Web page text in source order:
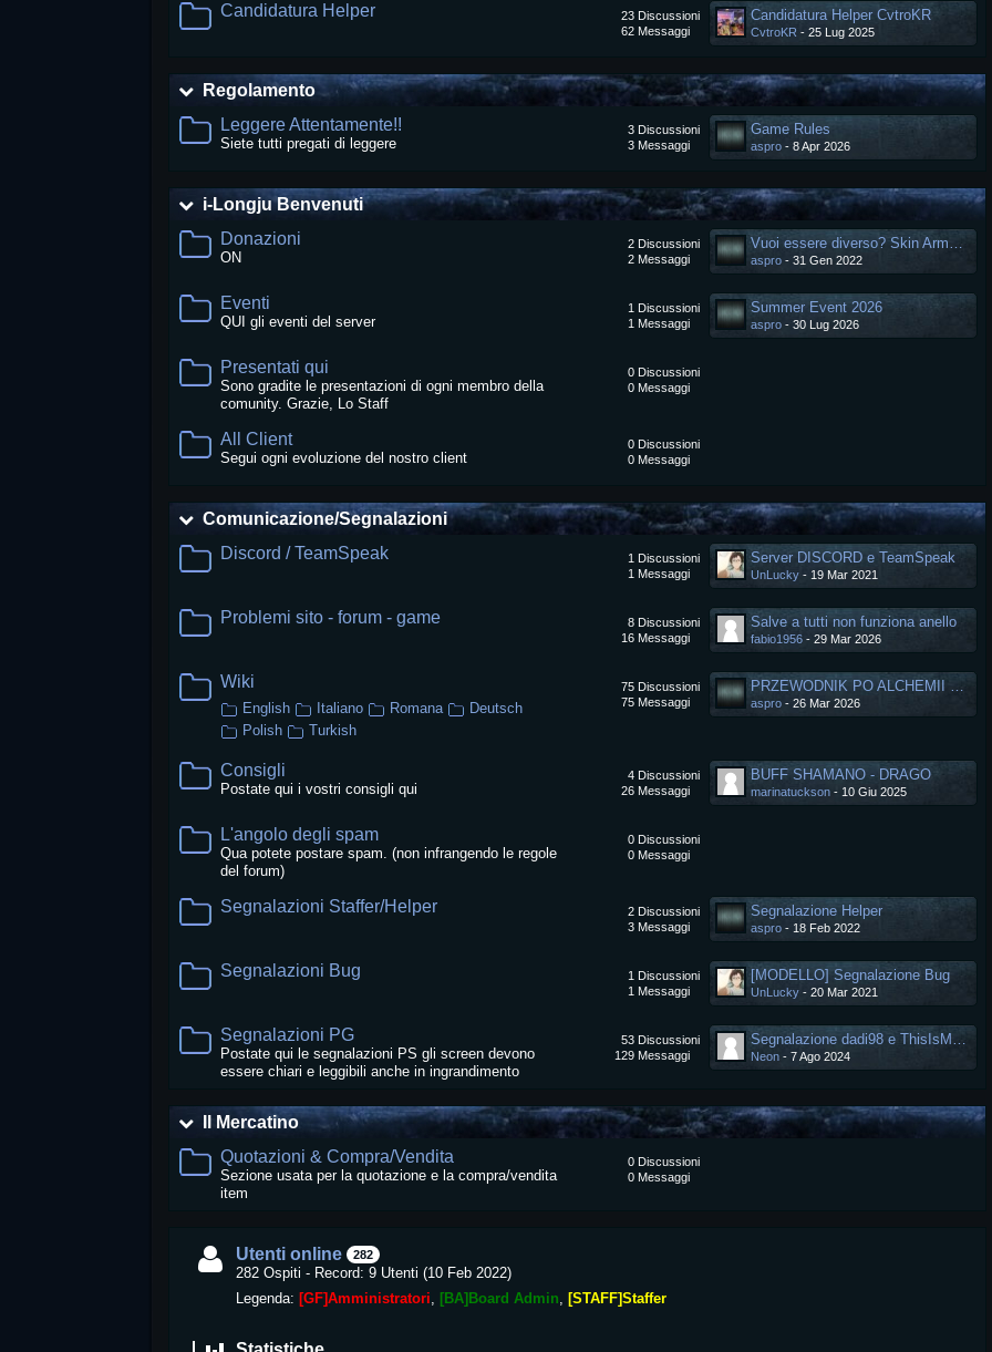
Candidatura Helper Discussioni
23
Messaggi
62
Candidatura Helper CvtroKR
CvtroKR - 25 Lug 2025
Regolamento
Leggere Attentamente!!
Siete tutti pregati di leggere
Discussioni
3
Messaggi
3
Game Rules
aspro- 8 Apr 2026
i-Longju Benvenuti
Donazioni
ON
Discussioni
2
Messaggi
2
Vuoi essere diverso? Skin Arma Personalizzata.
aspro- 31 Gen 2022
Eventi
QUI gli eventi del server
Discussioni
1
Messaggi
1
Summer Event 2026
aspro- 30 Lug 2026
Presentati qui
Sono gradite le presentazioni di ogni membro della
comunity. Grazie, Lo Staff
Discussioni
0
Messaggi
0
All Client
Segui ogni evoluzione del nostro client
Discussioni
0
Messaggi
0
Comunicazione/Segnalazioni
Discord / TeamSpeak
Discussioni
1
Messaggi
1
Server DISCORD e TeamSpeak
UnLucky- 19 Mar 2021
Problemi sito - forum - game Discussioni
8
Messaggi
16
Salve a tutti non funziona anello
fabio1956- 29 Mar 2026
Wiki Discussioni
75
Messaggi
75
PRZEWODNIK PO ALCHEMII SMOCZYCH KAMIENI
aspro- 26 Mar 2026
English Italiano Romana
Deutsch
Polish
Turkish
Consigli
Postate qui i vostri consigli qui
Discussioni
4
Messaggi
26
BUFF SHAMANO - DRAGO
marinatuckson- 10 Giu 2025
L'angolo degli spam
Qua potete postare spam. (non infrangendo le regole
del forum)
Discussioni
0
Messaggi
0
Segnalazioni Staffer/Helper Discussioni
2
Messaggi
3
Segnalazione Helper
aspro- 18 Feb 2022
Segnalazioni Bug Discussioni
1
Messaggi
1
[MODELLO] Segnalazione Bug
UnLucky- 20 Mar 2021
Segnalazioni PG
Postate qui le segnalazioni PS gli screen devono
essere chiari e leggibili anche in ingrandimento
Discussioni
53
Messaggi
129
Segnalazione dadi98 e ThisIsMyPing
Neon- 7 Ago 2024
Il Mercatino
Quotazioni & Compra/Vendita
Sezione usata per la quotazione e la compra/vendita
item
Discussioni
0
Messaggi
0
Utenti online 282
282 Ospiti - Record: 9 Utenti (10 Feb 2022)
Legenda: [GF]Amministratori [BA]Board Admin [STAFF]Staffer